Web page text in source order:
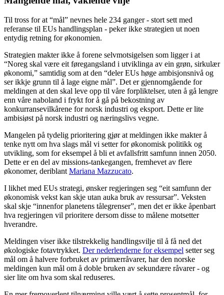
Til tross for at “mål” nevnes hele 234 ganger - stort sett med
referanse til EUs handlingsplan - peker ikke strategien ut noen
entydig retning for økonomien.
Strategien makter ikke å forene selvmotsigelsen som ligger i at
“Noreg skal være eit føregangsland i utviklinga av ein grøn, sirkulær
økonomi,” samtidig som at den “deler EUs høge ambisjonsnivå og
ser ikkje grunn til å lage eigne mål”. Det er gjennomgående for
meldingen at den skal leve opp til våre forpliktelser, uten å gå lengre
enn våre naboland i frykt for å gå på bekostning av
konkurransevilkårene for norsk industri og eksport. Dette er lite
ambisiøst på norsk industri og næringslivs vegne.
Mangelen på tydelig prioritering gjør at meldingen ikke makter å
tenke nytt om hva slags mål vi setter for økonomisk politikk og
utvikling, som for eksempel å bli et avfallsfritt samfunn innen 2050.
Dette er en del av missions-tankegangen, fremhevet av flere
økonomer, deriblant Mariana Mazzucato.
I likhet med EUs strategi, ønsker regjeringen seg “eit samfunn der
økonomisk vekst kan skje utan auka bruk av ressursar”. Veksten
skal skje “innenfor planetens tålegrenser”, men det er ikke åpenbart
hva regjeringen vil prioritere dersom disse to målene motsetter
hverandre.
Meldingen viser ikke tilstrekkelig handlingsvilje til å få ned det
økologiske fotavtrykket. Der nederlenderne for eksempel setter seg
mål om å halvere forbruket av primærråvarer, har den norske
meldingen kun mål om å doble bruken av sekundære råvarer - og
sier lite om hva som skal reduseres.